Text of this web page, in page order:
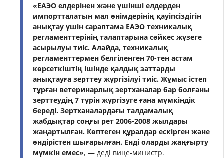
«ЕАЭО елдерінен және үшінші елдерден
импортталатын мал өнімдерінің қауіпсіздігін
анықтау үшін сараптама ЕАЭО техникалық
регламенттерінің талаптарына сәйкес жүзеге
асырылуы тиіс. Алайда, техникалық
регламенттермен белгіленген 70-тен астам
көрсеткіштің ішінде қалдық заттарды
анықтауға зерттеу жүргізілуі тиіс. Жұмыс істеп
тұрған ветеринарлық зертханалар бар болғаны
зерттеудің 7 түрін жүргізуге ғана мүмкіндік
береді. Зертханалардағы талдамалық
жабдықтар соңғы рет 2006-2008 жылдары
жаңартылған. Көптеген құралдар ескірген және
өндірістен шығарылған. Енді оларды жаңғырту
мүмкін емес», — деді вице-министр.